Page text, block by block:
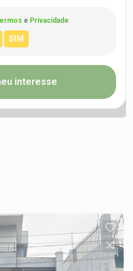
e Privacidade
interesse